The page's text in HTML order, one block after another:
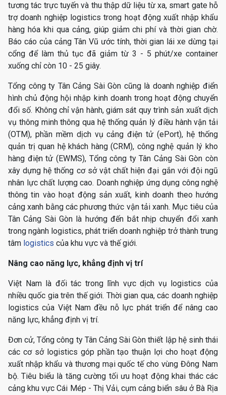
tương tác trực tuyến và thu thập dữ liệu từ xa, smart gate hỗ
trợ doanh nghiệp logistics trong hoạt động xuất nhập khẩu
hàng hóa khi qua cảng, giúp giảm chi phí và thời gian chờ.
Báo cáo của cảng Tân Vũ ước tính, thời gian lái xe dừng tại
cổng để làm thủ tục đã giảm từ 3 - 5 phút/xe container
xuống chỉ còn 10 - 25 giây.
Tổng công ty Tân Cảng Sài Gòn cũng là doanh nghiệp điển
hình chủ động hội nhập kinh doanh trong hoạt động chuyển
đổi số. Không chỉ vận hành, giám sát quy trình sản xuất dịch
vụ thông minh thông qua hệ thống quản lý điều hành vận tải
(OTM), phần mềm dịch vụ cảng điện tử (ePort), hệ thống
quản trị quan hệ khách hàng (CRM), công nghệ quản lý kho
hàng điện tử (EWMS), Tổng công ty Tân Cảng Sài Gòn còn
xây dựng hệ thống cơ sở vật chất hiện đại gắn với đội ngũ
nhân lực chất lượng cao. Doanh nghiệp ứng dụng công nghệ
thông tin vào hoạt động sản xuất, kinh doanh theo hướng
cảng xanh bằng các phương thức vận tải xanh. Mục tiêu của
Tân Cảng Sài Gòn là hướng đến bắt nhịp chuyển đổi xanh
trong ngành logistics, phát triển doanh nghiệp trở thành trung
tâm logistics của khu vực và thế giới.
Nâng cao năng lực, khẳng định vị trí
Việt Nam là đối tác trong lĩnh vực dịch vụ logistics của
nhiều quốc gia trên thế giới. Thời gian qua, các doanh nghiệp
logistics của Việt Nam đều nỗ lực phát triển để nâng cao
năng lực, khẳng định vị trí.
Đơn cử, Tổng công ty Tân Cảng Sài Gòn thiết lập hệ sinh thái
các cơ sở logistics góp phần tạo thuận lợi cho hoạt động
xuất nhập khẩu và thương mại quốc tế cho vùng Đông Nam
bộ. Tiêu biểu là tăng cường tối ưu hoạt động khai thác các
cảng khu vực Cái Mép - Thị Vải, cụm cảng biển sâu ở Bà Rịa